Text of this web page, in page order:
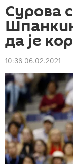
Сурова
да је
10:36 06.02.2021